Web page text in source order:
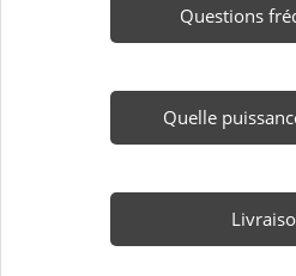
Questions
Quelle